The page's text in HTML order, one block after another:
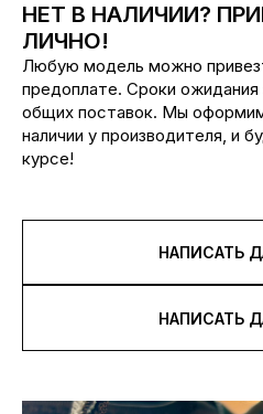
НЕТ В НАЛИЧИИ?
ЛИЧНО!
Любую модель можно
предоплате. Сроки ожидания
общих поставок. Мы оформим
наличии у производителя, и
курсе!
НАПИСАТЬ
НАПИСАТЬ